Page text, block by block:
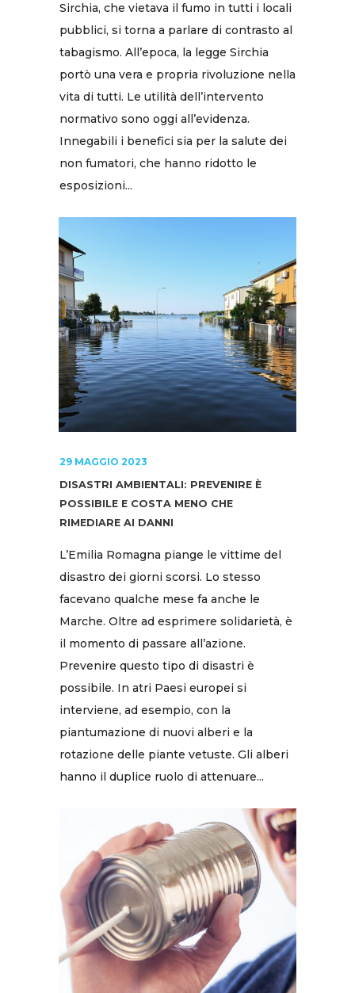
Sirchia, che vietava il fumo in tutti i locali
pubblici, si torna a parlare di contrasto al
tabagismo. All’epoca, la legge Sirchia
portò una vera e propria rivoluzione nella
vita di tutti. Le utilità dell’intervento
normativo sono oggi all’evidenza.
Innegabili i benefici sia per la salute dei
non fumatori, che hanno ridotto le
esposizioni...
29 MAGGIO 2023
DISASTRI AMBIENTALI: PREVENIRE È
POSSIBILE E COSTA MENO CHE
RIMEDIARE AI DANNI
L’Emilia Romagna piange le vittime del
disastro dei giorni scorsi. Lo stesso
facevano qualche mese fa anche le
Marche. Oltre ad esprimere solidarietà, è
il momento di passare all’azione.
Prevenire questo tipo di disastri è
possibile. In atri Paesi europei si
interviene, ad esempio, con la
piantumazione di nuovi alberi e la
rotazione delle piante vetuste. Gli alberi
hanno il duplice ruolo di attenuare...